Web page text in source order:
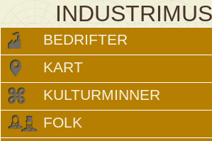
BEDRIFTER
KART
KULTURMINNER
FOLK